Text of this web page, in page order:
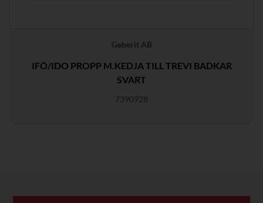
Geberit AB
IFÖ/IDO PROPP M.KEDJA TILL TREVI BADKAR
SVART
7390928